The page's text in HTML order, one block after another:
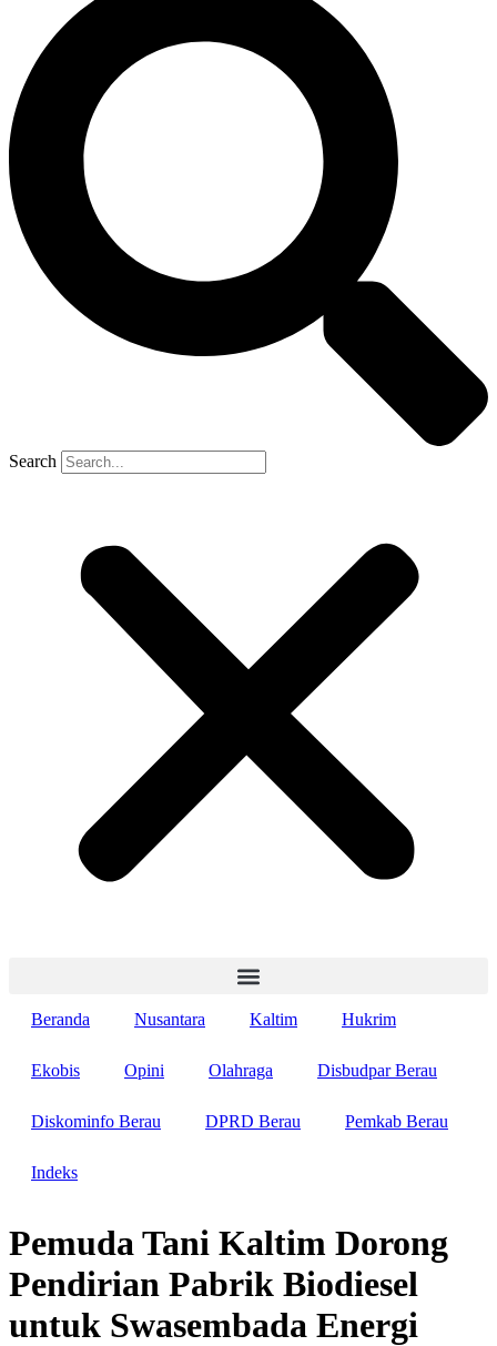
Search
Beranda Nusantara Kaltim Hukrim
Ekobis Opini Olahraga Disbudpar Berau
Diskominfo Berau DPRD Berau Pemkab Berau
Indeks
Pemuda Tani Kaltim Dorong
Pendirian Pabrik Biodiesel
untuk Swasembada Energi